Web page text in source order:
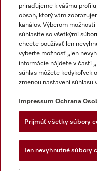
Impressum
Obchodné podmienky
Ochrana osobných údajov
Dodacie podmienky
Akt o digitalnych sluzbach
priraďujeme k vášmu
obsah, ktorý vám
kanálov. Výberom
súhlasíte so všetkými
chcete používať len
vyberte možnosť „len
informácie nájdete v časti
súhlas môžete kedykoľvek
zmenou nastavení súhlasu
Impressum Ochrana
Prijmúť všetky súbory
Ien nevyhnutné súbory